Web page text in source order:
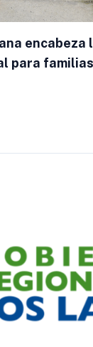
encabeza
para